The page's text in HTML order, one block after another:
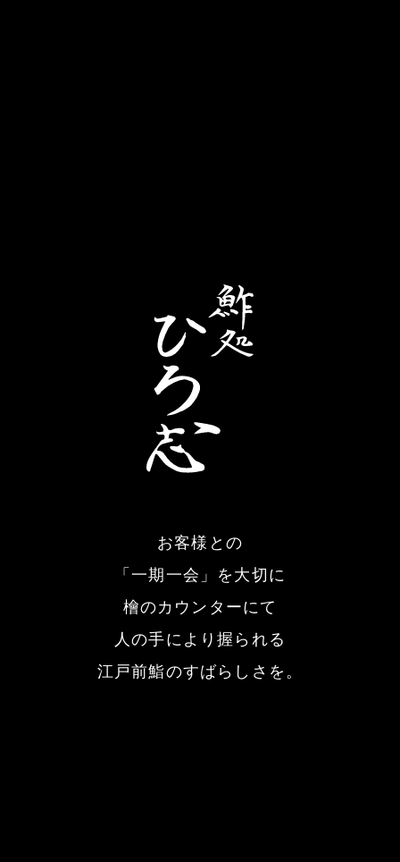
お客様との
「一期一会」を大切に
檜のカウンターにて
人の手により握られる
江戸前鮨のすばらしさを。